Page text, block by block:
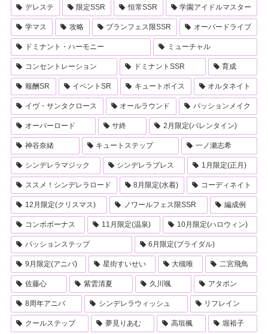
デレステ 限定SSR 恒常SSR 学園アイドルマスター
学マス 攻略 ブランフェス限SSR オーバードライブ
ドミナント・ハーモニー ミューチャル
コンセントレーション ドミナントSSR 育成
報酬SR イベントSR キュートボイス オルタネイト
イヴ・サンタクロース オールラウンド パッションメイク
オーバーロード サ終 2月限定(バレンタイン)
神谷奈緒 キュートステップ 一ノ瀬志希
シンデレラマジック シンデレラブレス 1月限定(正月)
ススメ！シンデレラロード 8月限定(水着) コーディネイト
12月限定(クリスマス) ノワールフェス限SSR 編成例
コンボボーナス 11月限定(温泉) 10月限定(ハロウィン)
パッションステップ 6月限定(ブライダル)
9月限定(アニバ) 星街すいせい 大槻唯 二宮飛鳥
佐藤心 紫雲清夏 久川颯 アタポン
8周年アニバ シンデレラウィッシュ リフレイン
クールステップ 夢見りあむ 高垣楓 堀裕子